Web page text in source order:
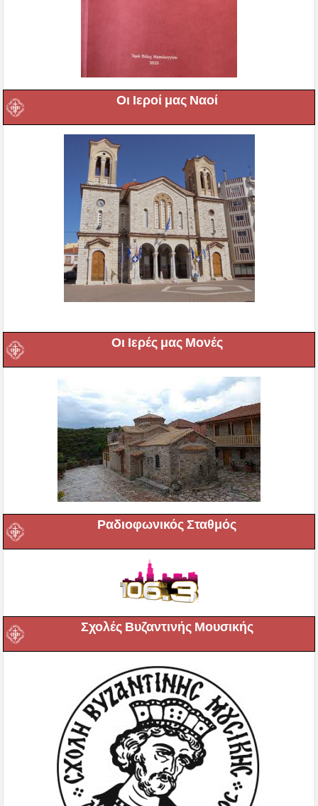
Οι Ιεροί μας Ναοί
Οι Ιερές μας Μονές
Ραδιοφωνικός Σταθμός
Σχολές Βυζαντινής Μουσικής